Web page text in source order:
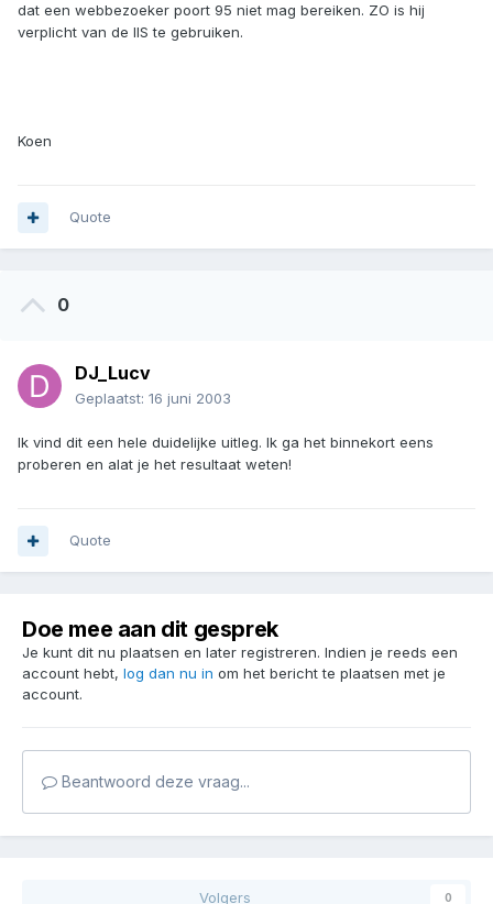
dat een webbezoeker poort 95 niet mag bereiken. ZO is hij
verplicht van de IIS te gebruiken.
Koen
Quote
0
DJ_Lucv
Geplaatst: 16 juni 2003
Ik vind dit een hele duidelijke uitleg. Ik ga het binnekort eens
proberen en alat je het resultaat weten!
Quote
Doe mee aan dit gesprek
Je kunt dit nu plaatsen en later registreren. Indien je reeds een
account hebt, log dan nu in om het bericht te plaatsen met je
account.
Beantwoord deze vraag...
Volgers 0